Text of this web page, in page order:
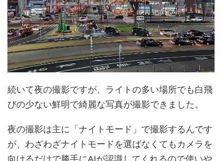
続いて夜の撮影ですが、ライトの多い場所でも白飛
びの少ない鮮明で綺麗な写真が撮影できました。
夜の撮影は主に「ナイトモード」で撮影するんです
が、わざわざナイトモードを選ばなくてもカメラを
向けるだけで勝手にAIが認識してくれるので使いや